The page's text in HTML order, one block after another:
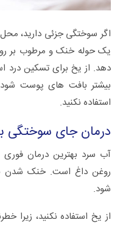
اگر سوختگی جزئی دارید،
یک حوله خنک و مرطوب بر
دهد. از یخ برای تسکین درد
بیشتر بافت های پوست
استفاده نکنید.
درمان جای سوختگی
آب سرد بهترین درمان
روغن داغ است. خنک شدن
شود.
از یخ استفاده نکنید،